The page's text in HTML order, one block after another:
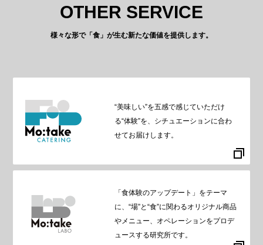
OTHER SERVICE
様々な形で「食」が生む新たな価値を提供します。
“美味しい”を五感で感じていただけ
る“体験”を、シチュエーションに合わ
せてお届けします。
「食体験のアップデート」をテーマ
に、“場”と“食”に関わるオリジナル商品
やメニュー、オペレーションをプロデ
ュースする研究所です。